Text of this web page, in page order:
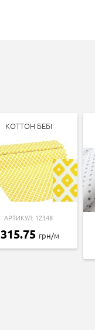
КОТТОН БЕБІ
АРТИКУЛ: 12348
315.75 грн/м